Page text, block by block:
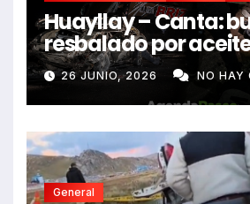
Huayllay – Canta:
resbalado por
e impactó auto
dejando dos
26 JUNIO, 2026 NO HAY
General